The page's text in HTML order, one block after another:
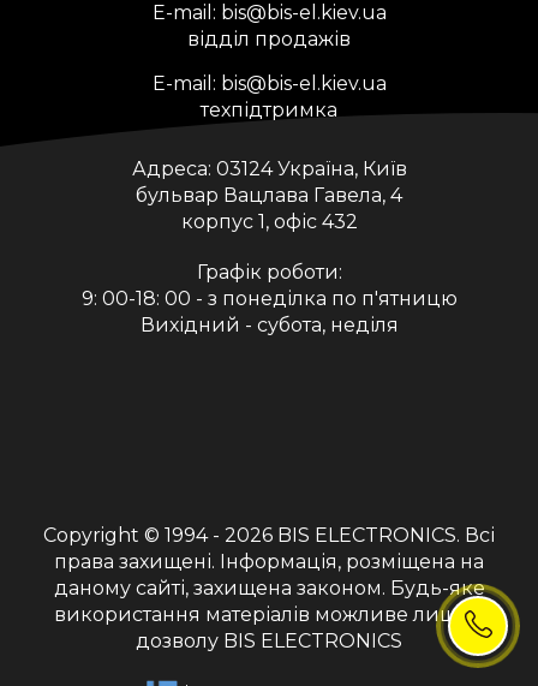
E-mail: bis@bis-el.kiev.ua
відділ продажів
E-mail: bis@bis-el.kiev.ua
техпідтримка
Адреса: 03124 Україна, Київ
бульвар Вацлава Гавела, 4
корпус 1, офіс 432
Графік роботи:
9: 00-18: 00 - з понеділка по п'ятницю
Вихідний - субота, неділя
Copyright © 1994 - 2026 BIS ELECTRONICS. Всі
права захищені. Інформація, розміщена на
даному сайті, захищена законом. Будь-яке
використання матеріалів можливе лише з
дозволу BIS ELECTRONICS